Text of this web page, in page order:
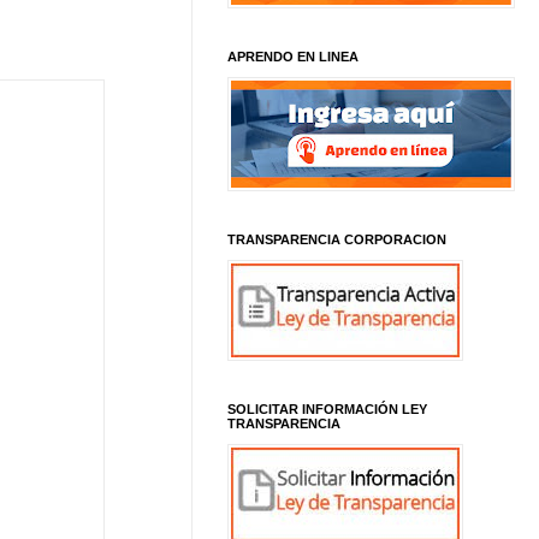
APRENDO EN LINEA
TRANSPARENCIA CORPORACION
SOLICITAR INFORMACIÓN LEY
TRANSPARENCIA